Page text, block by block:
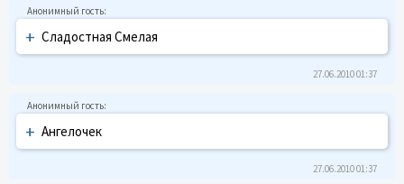
+ Сладостная Смелая
27.06.2010 01:37
+ Ангелочек
27.06.2010 01:37